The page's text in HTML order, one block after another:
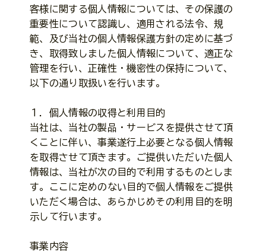
客様に関する個人情報については、その保護の
重要性について認識し、適用される法令、規
範、及び当社の個人情報保護方針の定めに基づ
き、取得致しました個人情報について、適正な
管理を行い、正確性・機密性の保持について、
以下の通り取扱いを行います。
１．個人情報の収得と利用目的
当社は、当社の製品・サービスを提供させて頂
くことに伴い、事業遂行上必要となる個人情報
を取得させて頂きます。ご提供いただいた個人
情報は、当社が次の目的で利用するものとしま
す。ここに定めのない目的で個人情報をご提供
いただく場合は、あらかじめその利用目的を明
示して行います。
事業内容